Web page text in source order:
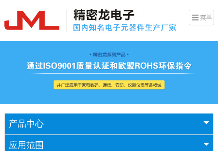
产品中心
应用范围